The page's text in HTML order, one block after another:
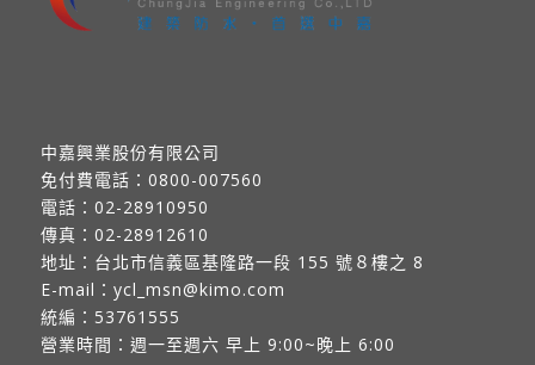
中嘉興業股份有限公司
免付費電話： 0800-007560
電話： 02-28910950
傳真： 02-28912610
地址： 台北市信義區基隆路一段 155 號８樓之 8
E-mail： ycl_msn@kimo.com
統編：53761555
營業時間：週一至週六 早上 9:00~晚上 6:00